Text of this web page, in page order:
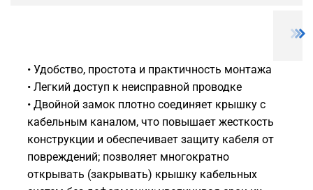
• Удобство, простота и практичность монтажа
• Легкий доступ к неисправной проводке
• Двойной замок плотно соединяет крышку с
кабельным каналом, что повышает жесткость
конструкции и обеспечивает защиту кабеля от
повреждений; позволяет многократно
открывать (закрывать) крышку кабельных